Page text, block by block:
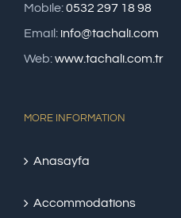
Mobile:0532 297 18 98
Email: info@tachali.com
Web:www.tachali.com.tr
MORE INFORMATION
Anasayfa
Accommodations